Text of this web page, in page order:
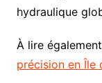
hydraulique
À lire
précision en Île